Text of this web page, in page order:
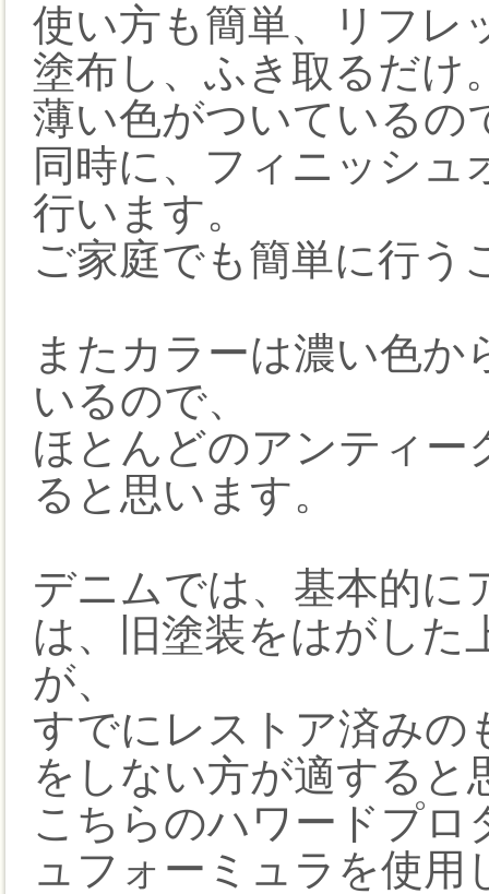
使い方も簡単、リフレ
塗布し、ふき取るだけ
薄い色がついているの
同時に、フィニッシュ
行います。
ご家庭でも簡単に行う
またカラーは濃い色
いるので、
ほとんどのアンティー
ると思います。
デニムでは、基本的に
は、旧塗装をはがした
が、
すでにレストア済みの
をしない方が適すると
こちらのハワードプ
ュフォーミュラを使用